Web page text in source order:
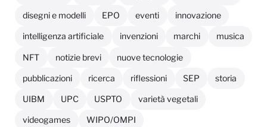
disegni e modelli EPO eventi innovazione
intelligenza artificiale invenzioni marchi musica
NFT notizie brevi nuove tecnologie
pubblicazioni ricerca riflessioni SEP storia
UIBM UPC USPTO varietà vegetali
videogames WIPO/OMPI